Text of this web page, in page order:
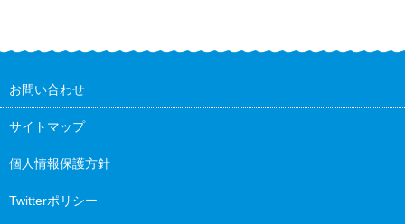
お問い合わせ
サイトマップ
個人情報保護方針
Twitterポリシー